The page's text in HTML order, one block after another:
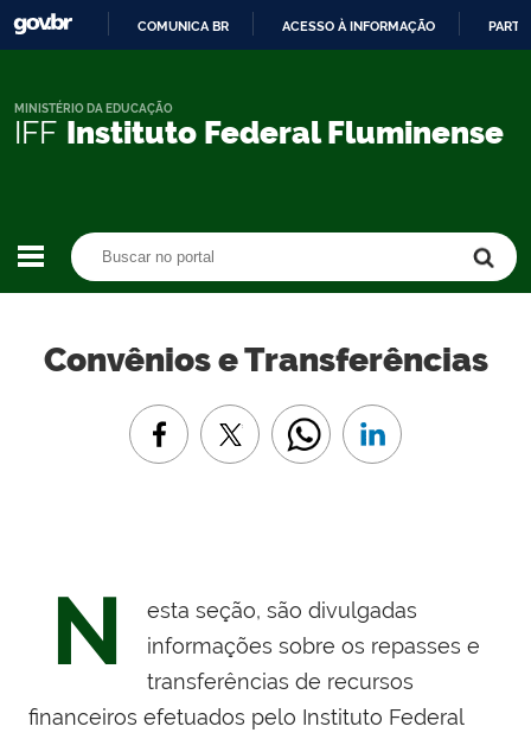
CONTEÚDO
COMUNICA BR ACESSO À INFORMAÇÃO
IFF Instituto Federal Fluminense
MINISTÉRIO DA EDUCAÇÃO
Convênios e Transferências
N
esta seção, são divulgadas
informações sobre os repasses e
transferências de recursos
financeiros efetuados pelo Instituto Federal